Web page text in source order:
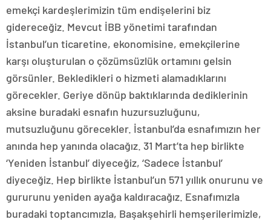
emekçi kardeşlerimizin tüm endişelerini biz
gidereceğiz. Mevcut İBB yönetimi tarafından
İstanbul’un ticaretine, ekonomisine, emekçilerine
karşı oluşturulan o çözümsüzlük ortamını gelsin
görsünler. Bekledikleri o hizmeti alamadıklarını
görecekler. Geriye dönüp baktıklarında dediklerinin
aksine buradaki esnafın huzursuzluğunu,
mutsuzluğunu görecekler. İstanbul’da esnafımızın her
anında hep yanında olacağız. 31 Mart’ta hep birlikte
‘Yeniden İstanbul’ diyeceğiz, ‘Sadece İstanbul’
diyeceğiz. Hep birlikte İstanbul’un 571 yıllık onurunu ve
gururunu yeniden ayağa kaldıracağız. Esnafımızla
buradaki toptancımızla, Başakşehirli hemşerilerimizle,